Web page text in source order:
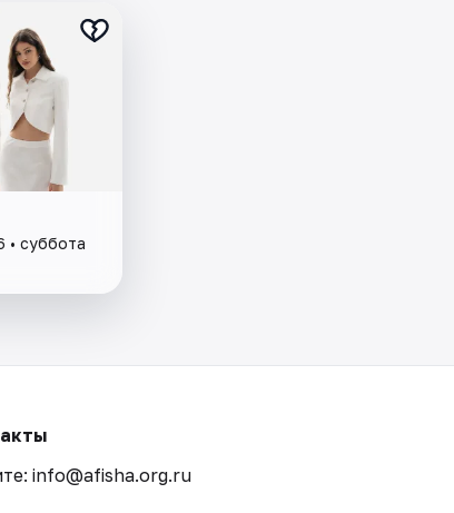
• суббота
info@afisha.org.ru